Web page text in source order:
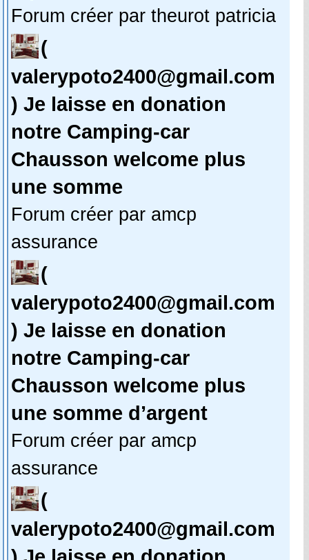
Forum créer par theurot patricia
(
valerypoto2400@gmail.com
) Je laisse en donation
notre Camping-car
Chausson welcome plus
une somme
Forum créer par amcp
assurance
(
valerypoto2400@gmail.com
) Je laisse en donation
notre Camping-car
Chausson welcome plus
une somme d’argent
Forum créer par amcp
assurance
(
valerypoto2400@gmail.com